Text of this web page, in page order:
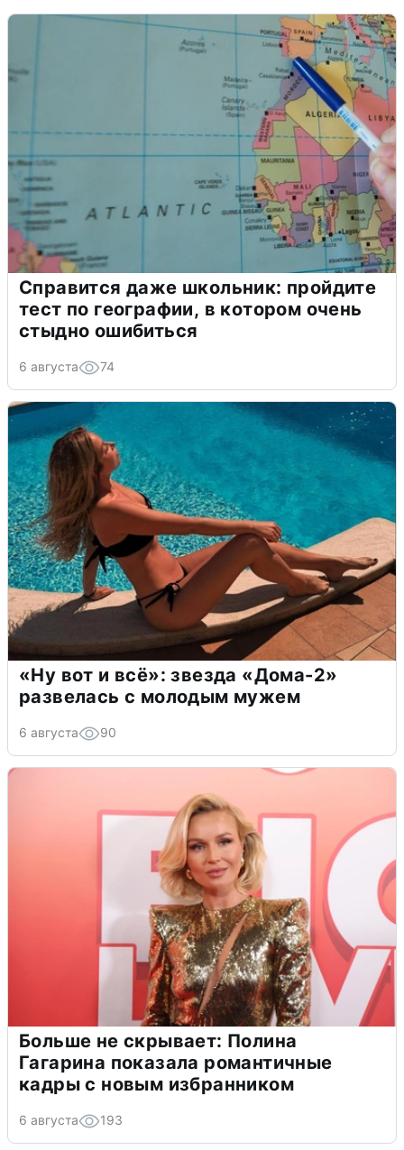
Справится даже школьник: пройдите
тест по географии, в котором очень
стыдно ошибиться
6 августа 74
«Ну вот и всё»: звезда «Дома-2»
развелась с молодым мужем
6 августа 90
Больше не скрывает: Полина
Гагарина показала романтичные
кадры с новым избранником
6 августа 193